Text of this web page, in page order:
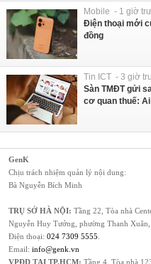
Mobile - 1 giờ
Điện thoại mới
đồng
Tin ICT - 3 giờ
Sàn TMĐT gửi
cơ quan thuế:
GenK
Chịu trách nhiệm quản lý nội dung:
Bà Nguyễn Bích Minh
TRỤ SỞ HÀ NỘI: Tầng 22, Tòa nhà
Nguyễn Huy Tưởng, phường Thanh
Điện thoại: 024 7309 5555
Email: info@genk.vn
VPĐD TẠI TP.HCM: Tầng 4, Tòa nhà